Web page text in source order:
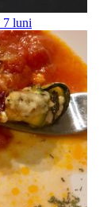
7 luni